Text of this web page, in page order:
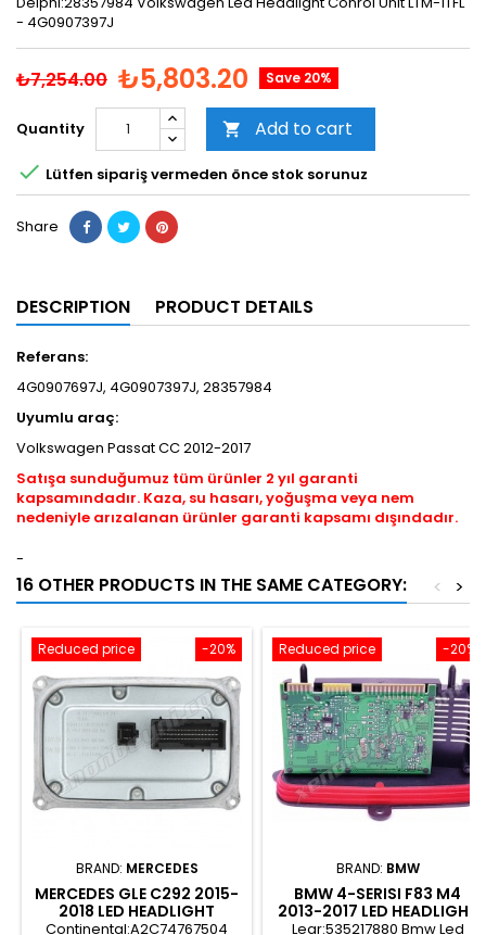
- 4G0907397J
₺7,254.00 ₺5,803.20 Save 20%
Quantity  Add to cart
 Lütfen sipariş vermeden önce stok sorunuz
Share
DESCRIPTION PRODUCT DETAILS
Referans:
4G0907697J, 4G0907397J, 28357984
Uyumlu araç:
Volkswagen Passat CC 2012-2017
Satışa sunduğumuz tüm ürünler 2 yıl garanti
kapsamındadır. Kaza, su hasarı, yoğuşma veya nem
nedeniyle arızalanan ürünler garanti kapsamı dışındadır.
-
16 OTHER PRODUCTS IN THE SAME CATEGORY: >
<
-20%
Reduced price
BRAND: MERCEDES
MERCEDES GLE C292 2015-
2018 LED HEADLIGHT
CONROL UNIT -
Continental:A2C74767504
-20%
Reduced price
BRAND: BMW
BMW 4-SERISI F83 M4
2013-2017 LED HEADLIGHT
CONROL UNIT - 7316187
Lear:535217880 Bmw Led